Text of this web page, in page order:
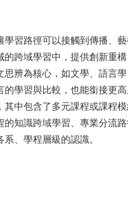
習路徑可以接觸到傳播、
跨域學習中，提供創新重構
辨為核心，如文學、語言
學習與比較，也能銜接更高
中包含了多元課程或課程
知識跨域學習、專業分流
、學程層級的認識。